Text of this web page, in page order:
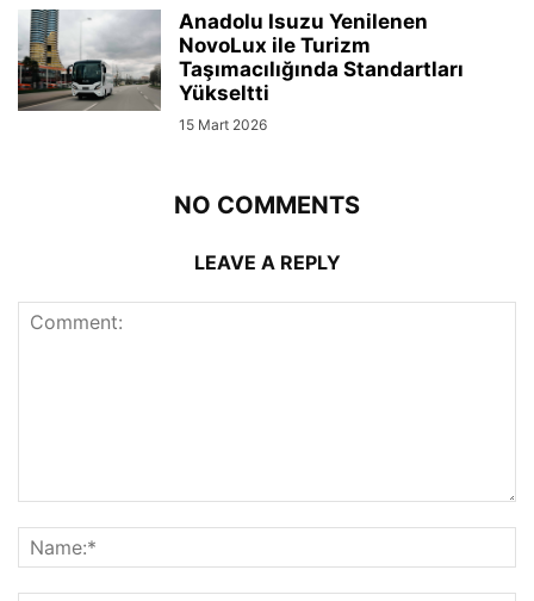
Anadolu Isuzu Yenilenen
NovoLux ile Turizm
Taşımacılığında Standartları
Yükseltti
15 Mart 2026
NO COMMENTS
LEAVE A REPLY